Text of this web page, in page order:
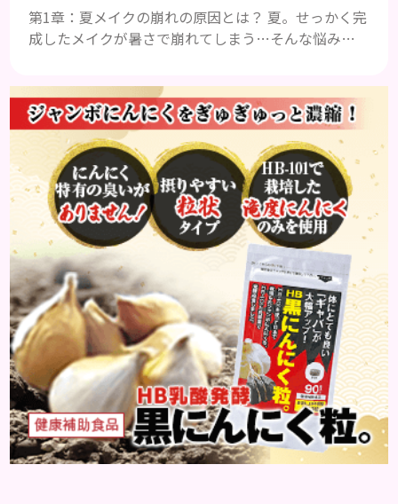
第1章：夏メイクの崩れの原因とは？ 夏。せっかく完
成したメイクが暑さで崩れてしまう…そんな悩みを
脂や汗でTゾーンや小鼻周りがテカり、ファンデーシ
ョンがヨレると一日中憂鬱になりますよね。夏は気
温や湿度が高くなることで皮脂分泌が活発になり、汗
と混ざってメイクが崩れやすくなるのが原因です。で
も、崩れにくい夏メイクは、皮脂崩れ防止下地やウ
ォータープルーフ処方の...